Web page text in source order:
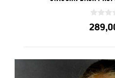
0
z